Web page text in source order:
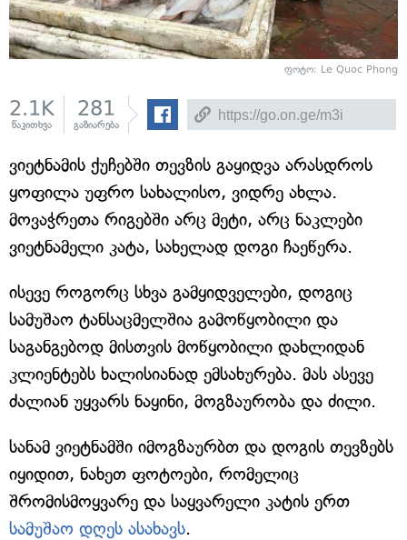
ფოტო: Le Quoc Phong
2.1K
წაკითხვა
281
გაზიარება
ვიეტნამის ქუჩებში თევზის გაყიდვა არასდროს
ყოფილა უფრო სახალისო, ვიდრე ახლა.
მოვაჭრეთა რიგებში არც მეტი, არც ნაკლები
ვიეტნამელი კატა, სახელად დოგი ჩაეწერა.
ისევე როგორც სხვა გამყიდველები, დოგიც
სამუშაო ტანსაცმელშია გამოწყობილი და
საგანგებოდ მისთვის მოწყობილი დახლიდან
კლიენტებს ხალისიანად ემსახურება. მას ასევე
ძალიან უყვარს ნაყინი, მოგზაურობა და ძილი.
სანამ ვიეტნამში იმოგზაურბთ და დოგის თევზებს
იყიდით, ნახეთ ფოტოები, რომელიც
შრომისმოყვარე და საყვარელი კატის ერთ
სამუშაო დღეს ასახავს.